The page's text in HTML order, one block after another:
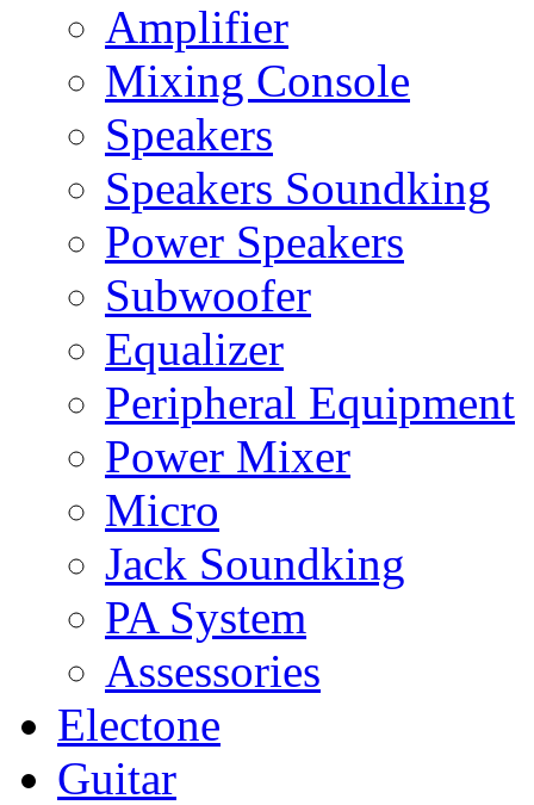
Amplifier
Mixing Console
Speakers
Speakers Soundking
Power Speakers
Subwoofer
Equalizer
Peripheral Equipment
Power Mixer
Micro
Jack Soundking
PA System
Assessories
Electone
Guitar